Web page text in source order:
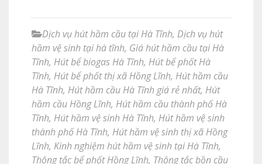
Dịch vụ hút hầm cầu tại Hà Tĩnh, Dịch vụ hút
hầm vệ sinh tại hà tĩnh, Giá hút hầm cầu tại Hà
Tĩnh, Hút bể biogas Hà Tĩnh, Hút bể phốt Hà
Tĩnh, Hút bể phốt thị xã Hồng Lĩnh, Hút hầm cầu
Hà Tĩnh, Hút hầm cầu Hà Tĩnh giá rẻ nhất, Hút
hầm cầu Hồng Lĩnh, Hút hầm cầu thành phố Hà
Tĩnh, Hút hầm vệ sinh Hà Tĩnh, Hút hầm vệ sinh
thành phố Hà Tĩnh, Hút hầm vệ sinh thị xã Hồng
Lĩnh, Kinh nghiệm hút hầm vệ sinh tại Hà Tĩnh,
Thông tắc bể phốt Hồng Lĩnh, Thông tắc bồn cầu